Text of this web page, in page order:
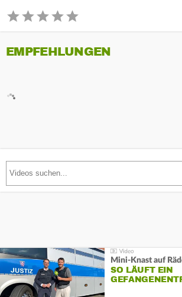
EMPFEHLUNGEN
Mini-Knast auf
SO LÄUFT EIN